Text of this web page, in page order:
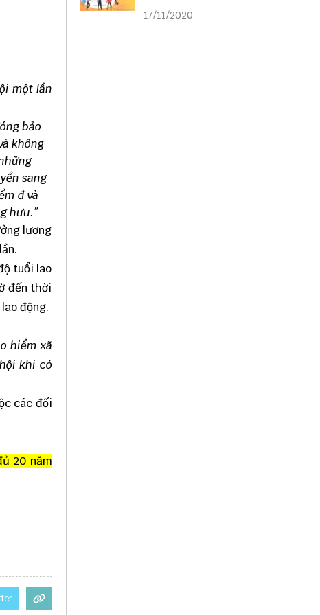
một lần
bảo
không
sang
đ và
hưu.”
lương
tuổi lao
đến thời
động.
hiểm xã
khi có
các đối
20 năm
liên kết
17/11/2020